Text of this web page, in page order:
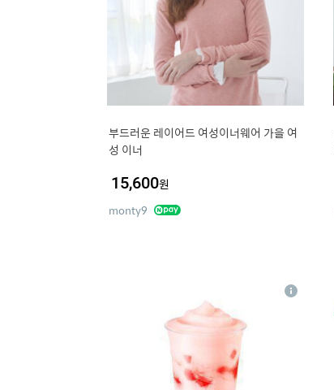
부드러운 레이어드 여성이너웨어 가을 여
성 이너
15,600원
monty9
상